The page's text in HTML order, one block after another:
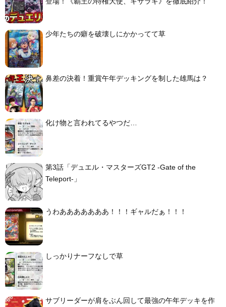
少年たちの癖を破壊しにかかってて草
鼻差の決着！重賞午年デッキングを制した雄馬は？
化け物と言われてるやつだ…
第3話「デュエル・マスターズGT2 -Gate of the
Teleport-」
うわあああああああ！！！ギャルだぁ！！！
しっかりナーフなしで草
サブリーダーが肩をぶん回して最強の午年デッキを作